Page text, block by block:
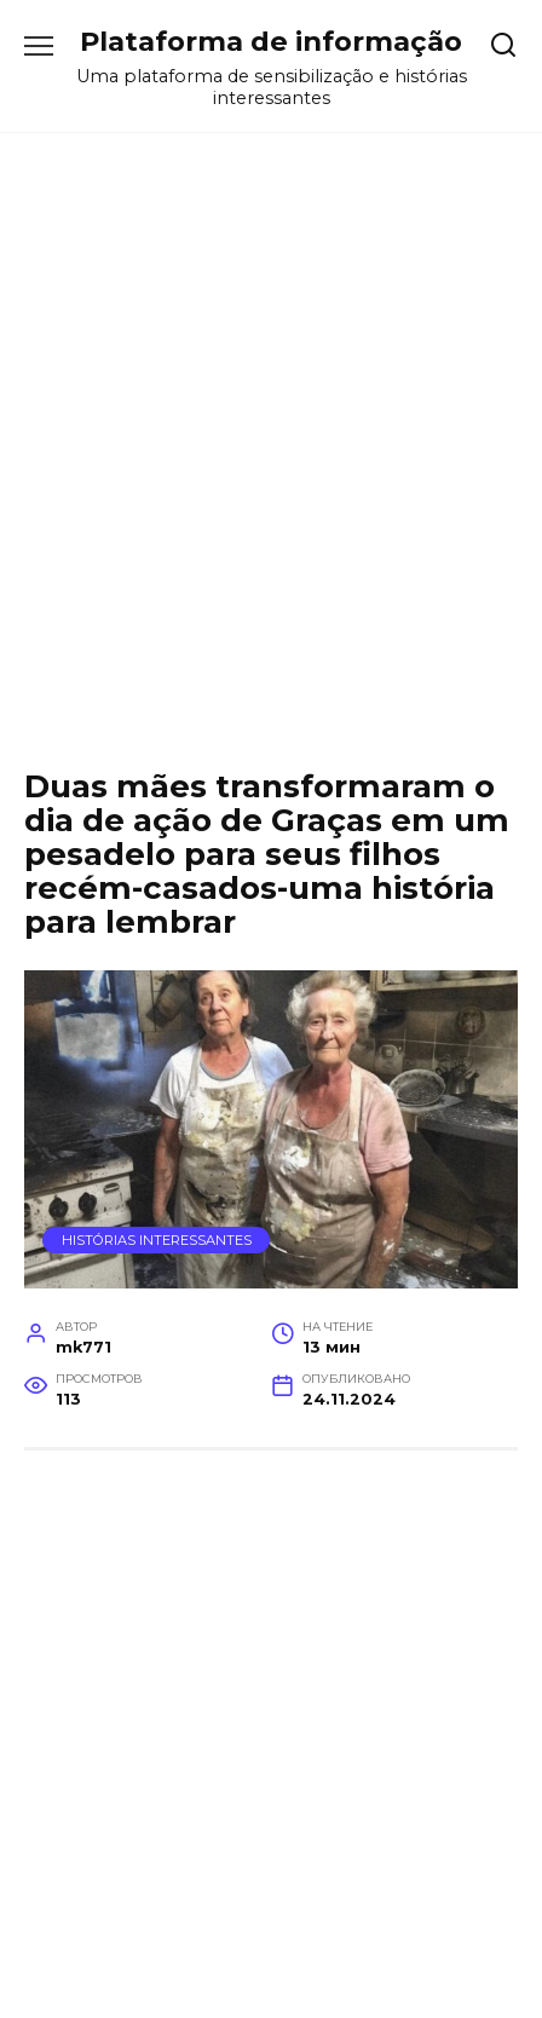
содержанию
Plataforma de informação
Uma plataforma de sensibilização e histórias
interessantes
Duas mães transformaram o
dia de ação de Graças em um
pesadelo para seus filhos
recém-casados-uma história
para lembrar
HISTÓRIAS INTERESSANTES
АВТОР
mk771
НА ЧТЕНИЕ
13 мин
ПРОСМОТРОВ
113
ОПУБЛИКОВАНО
24.11.2024